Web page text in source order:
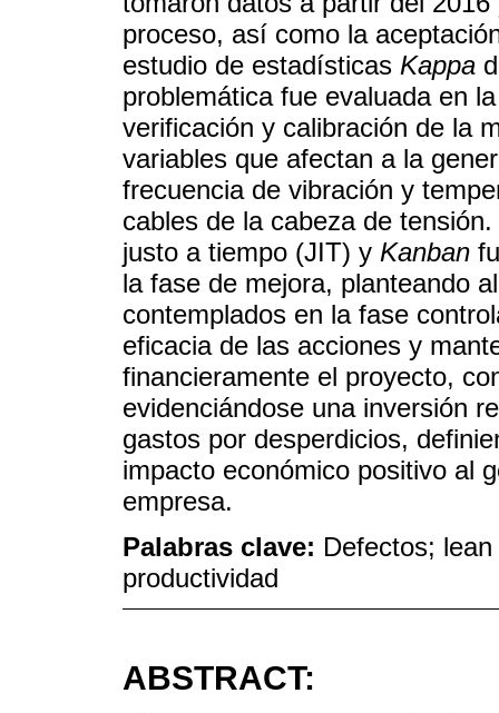
proceso, así como la
estudio de estadísticas Kappa
problemática fue evaluada en
verificación y calibración de la
variables que afectan a la
frecuencia de vibración y
cables de la cabeza de
justo a tiempo (JIT) y Kanban
la fase de mejora, planteando
contemplados en la fase
eficacia de las acciones y
financieramente el proyecto,
evidenciándose una inversión
gastos por desperdicios,
impacto económico positivo al
empresa.
Palabras clave: Defectos;
productividad
ABSTRACT: